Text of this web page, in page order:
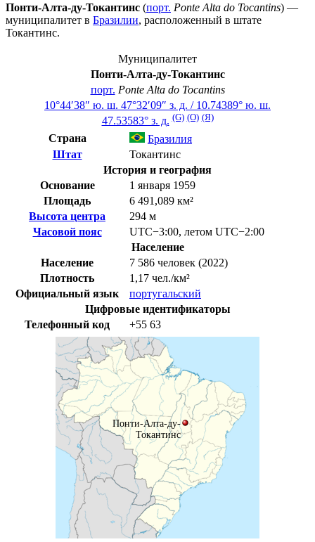
Понти-Алта-ду-Токантинс (порт. Ponte Alta do Tocantins) —
муниципалитет в Бразилии, расположенный в штате
Токантинс.
Муниципалитет
Понти-Алта-ду-Токантинс
порт. Ponte Alta do Tocantins
10°44′38″ ю. ш. 47°32′09″ з. д. / 10.74389° ю. ш.
47.53583° з. д. (G) (O) (Я)
Страна
Бразилия
Штат
Токантинс
История и география
Основание
1 января 1959
Площадь
6 491,089 км²
Высота центра
294 м
Часовой пояс
UTC−3:00, летом UTC−2:00
Население
Население
7 586 человек (2022)
Плотность
1,17 чел./км²
Официальный язык
португальский
Цифровые идентификаторы
Телефонный код
+55 63
Понти-Алта-ду-
Токантинс